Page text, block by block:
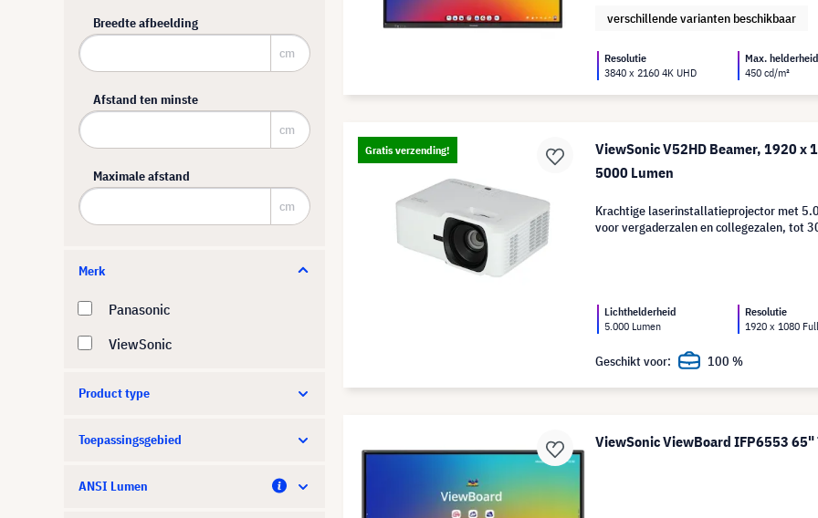
Breedte afbeelding
cm
Afstand ten minste
cm
Maximale afstand
cm
Merk
Panasonic
ViewSonic
Product type
Toepassingsgebied
ANSI Lumen
verschillende varianten beschikbaar
Resolutie
3840 x 2160 4K UHD
Max.
450 cd/m²
Gratis verzending!
ViewSonic V52HD Beamer, 1920 x
5000 Lumen
Krachtige laserinstallatieprojector met
voor vergaderzalen en collegezalen, tot
Lichthelderheid
5.000 Lumen
Resolutie
1920 x 1080
Geschikt voor: 100 %
ViewSonic ViewBoard IFP6553 65"